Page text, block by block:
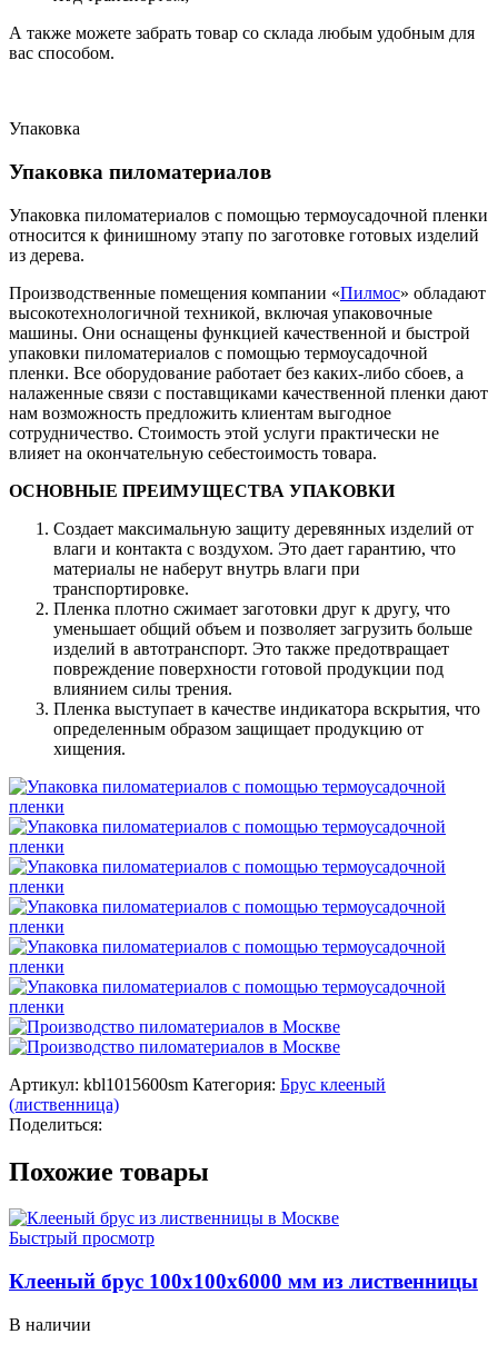
А также можете забрать товар со склада любым удобным для
вас способом.
Упаковка
Упаковка пиломатериалов
Упаковка пиломатериалов с помощью термоусадочной пленки
относится к финишному этапу по заготовке готовых изделий
из дерева.
Производственные помещения компании «Пилмос» обладают
высокотехнологичной техникой, включая упаковочные
машины. Они оснащены функцией качественной и быстрой
упаковки пиломатериалов с помощью термоусадочной
пленки. Все оборудование работает без каких-либо сбоев, а
налаженные связи с поставщиками качественной пленки дают
нам возможность предложить клиентам выгодное
сотрудничество. Стоимость этой услуги практически не
влияет на окончательную себестоимость товара.
ОСНОВНЫЕ ПРЕИМУЩЕСТВА УПАКОВКИ
Создает максимальную защиту деревянных изделий от
влаги и контакта с воздухом. Это дает гарантию, что
материалы не наберут внутрь влаги при
транспортировке.
Пленка плотно сжимает заготовки друг к другу, что
уменьшает общий объем и позволяет загрузить больше
изделий в автотранспорт. Это также предотвращает
повреждение поверхности готовой продукции под
влиянием силы трения.
Пленка выступает в качестве индикатора вскрытия, что
определенным образом защищает продукцию от
хищения.
Артикул: kbl1015600sm Категория: Брус клееный
(лиственница)
Поделиться:
Похожие товары
Быстрый просмотр
Клееный брус 100x100x6000 мм из лиственницы
В наличии